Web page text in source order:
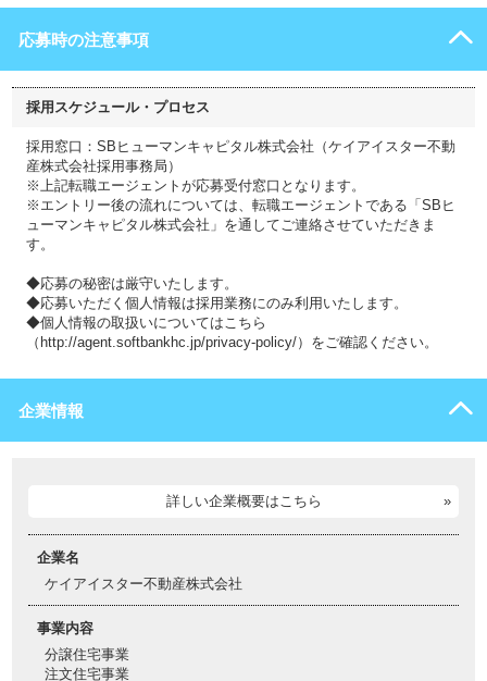
応募時の注意事項
採用スケジュール・プロセス
採用窓口：SBヒューマンキャピタル株式会社（ケイアイスター不動
産株式会社採用事務局）
※上記転職エージェントが応募受付窓口となります。
※エントリー後の流れについては、転職エージェントである「SBヒ
ューマンキャピタル株式会社」を通してご連絡させていただきま
す。
◆応募の秘密は厳守いたします。
◆応募いただく個人情報は採用業務にのみ利用いたします。
◆個人情報の取扱いについてはこちら
（http://agent.softbankhc.jp/privacy-policy/）をご確認ください。
企業情報
詳しい企業概要はこちら
企業名
ケイアイスター不動産株式会社
事業内容
分譲住宅事業
注文住宅事業